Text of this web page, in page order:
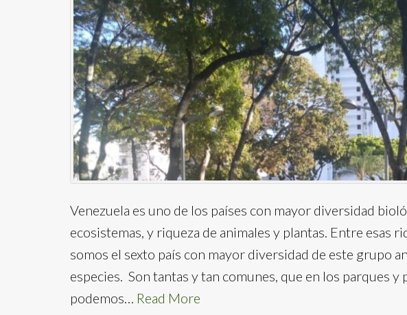
Venezuela es uno de los países con mayor diversidad
ecosistemas, y riqueza de animales y plantas. Entre esas
somos el sexto país con mayor diversidad de este grupo
especies. Son tantas y tan comunes, que en los parques y
podemos… Read More